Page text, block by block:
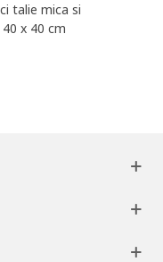
talie mica si
x 40 cm